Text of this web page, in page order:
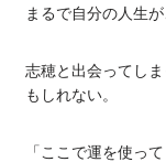
まるで自分の人生
志穂と出会ってし
もしれない。
「ここで運を使っ